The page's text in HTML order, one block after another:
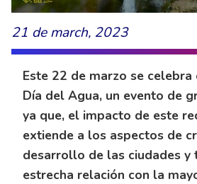
21 de march, 2023
Este 22 de marzo se
Día del Agua, un evento de
ya que, el impacto de este
extiende a los aspectos de
desarrollo de las ciudades y
estrecha relación con la